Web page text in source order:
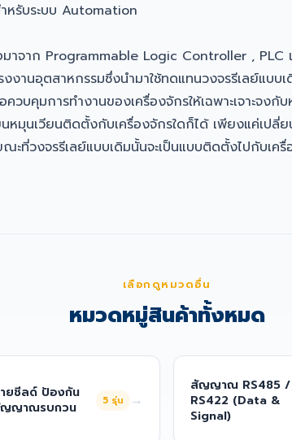
หรับระบบ Automation
าจาก Programmable Logic Controller , PLC
งงานอุตสาหกรรมซึ่งนำมาใช้ทดแทนวงจรรีเลย์แบ
ควบคุมการทำงานของเครื่องจักรให้เฉพาะเจาะจง
หมุนเวียนติดตั้งกับเครื่องจักรใดก็ได้ เพียงแค่เปลี่ยน
ที่วงจรรีเลย์แบบเดิมนั้นจะเป็นแบบติดตั้งไปกับเครื่
เลือกดูหมวดอื่น
หมวดหมู่สินค้าทั้งหมด
ยชีลด์ ป้องกัน
ญาณรบกวน
5 รุ่น →
สัญญาณ RS485 /
RS422 (Data &
Signal)